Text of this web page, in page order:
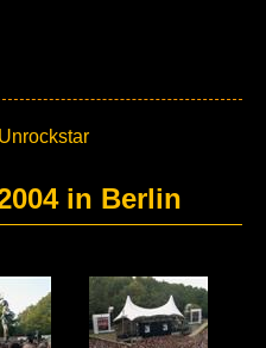
Unrockstar
in Berlin